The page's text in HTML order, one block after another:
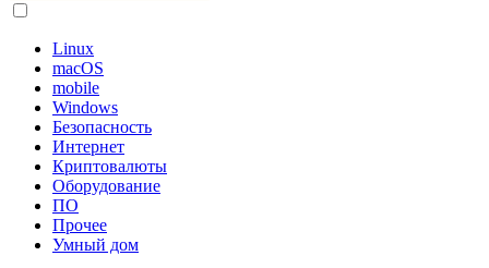
Linux
macOS
mobile
Windows
Безопасность
Интернет
Криптовалюты
Оборудование
ПО
Прочее
Умный дом